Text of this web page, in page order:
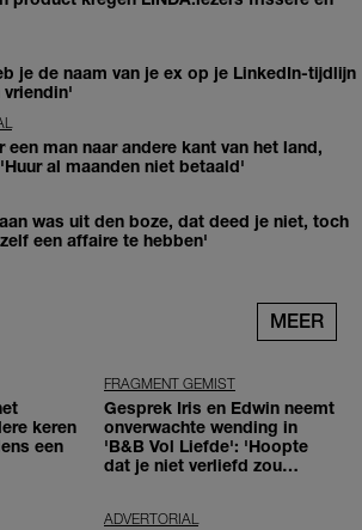
je de naam van je ex op je LinkedIn-tijdlijn
vriendin'
een man naar andere kant van het land,
al maanden niet betaald'
was uit den boze, dat deed je niet, toch
een affaire te hebben'
MEER
keren
een
FRAGMENT GEMIST
Gesprek Iris en Edwin neemt
onverwachte wending in
'B&B Vol Liefde': 'Hoopte
dat je niet verliefd zou
ADVERTORIAL